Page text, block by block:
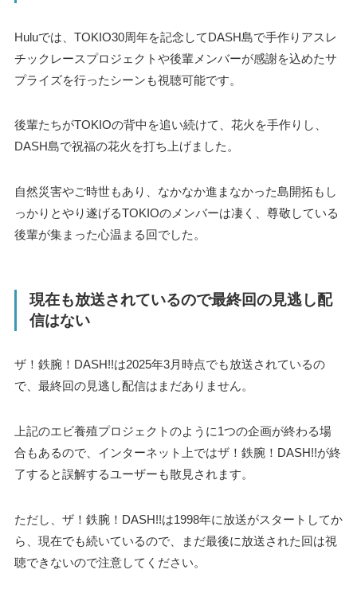
Huluでは、TOKIO30周年を記念してDASH島で手作りアスレ
チックレースプロジェクトや後輩メンバーが感謝を込めたサ
プライズを行ったシーンも視聴可能です。
後輩たちがTOKIOの背中を追い続けて、花火を手作りし、
DASH島で祝福の花火を打ち上げました。
自然災害やご時世もあり、なかなか進まなかった島開拓もし
っかりとやり遂げるTOKIOのメンバーは凄く、尊敬している
後輩が集まった心温まる回でした。
現在も放送されているので最終回の見逃し配
信はない
ザ！鉄腕！DASH!!は2025年3月時点でも放送されているの
で、最終回の見逃し配信はまだありません。
上記のエビ養殖プロジェクトのように1つの企画が終わる場
合もあるので、インターネット上ではザ！鉄腕！DASH!!が終
了すると誤解するユーザーも散見されます。
ただし、ザ！鉄腕！DASH!!は1998年に放送がスタートしてか
ら、現在でも続いているので、まだ最後に放送された回は視
聴できないので注意してください。